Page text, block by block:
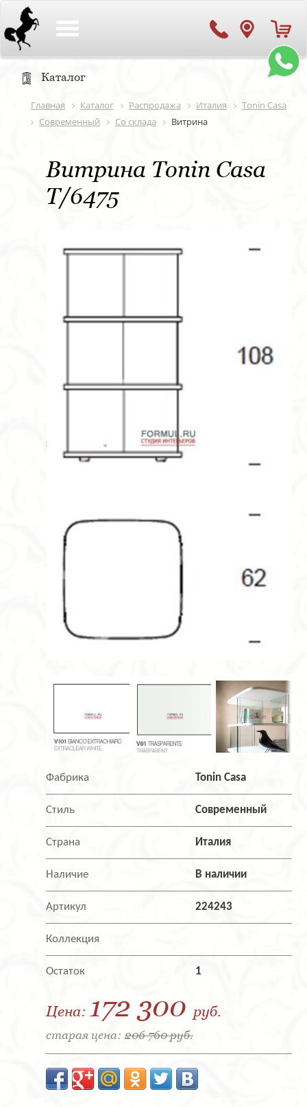
Каталог
Главная Каталог Распродажа Италия
Tonin Casa
Современный
Со склада Витрина
Витрина Tonin Casa
T/6475
Фабрика Tonin Casa
Стиль Современный
Страна Италия
Наличие В наличии
Артикул 224243
Коллекция
Остаток 1
Цена: 172 300 руб.
старая цена: 206 760 руб.